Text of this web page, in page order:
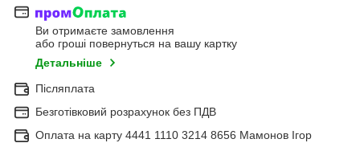
Ви отримаєте замовлення
або гроші повернуться на вашу картку
Детальніше
Післяплата
Безготівковий розрахунок без ПДВ
Оплата на карту 4441 1110 3214 8656 Мамонов Ігор